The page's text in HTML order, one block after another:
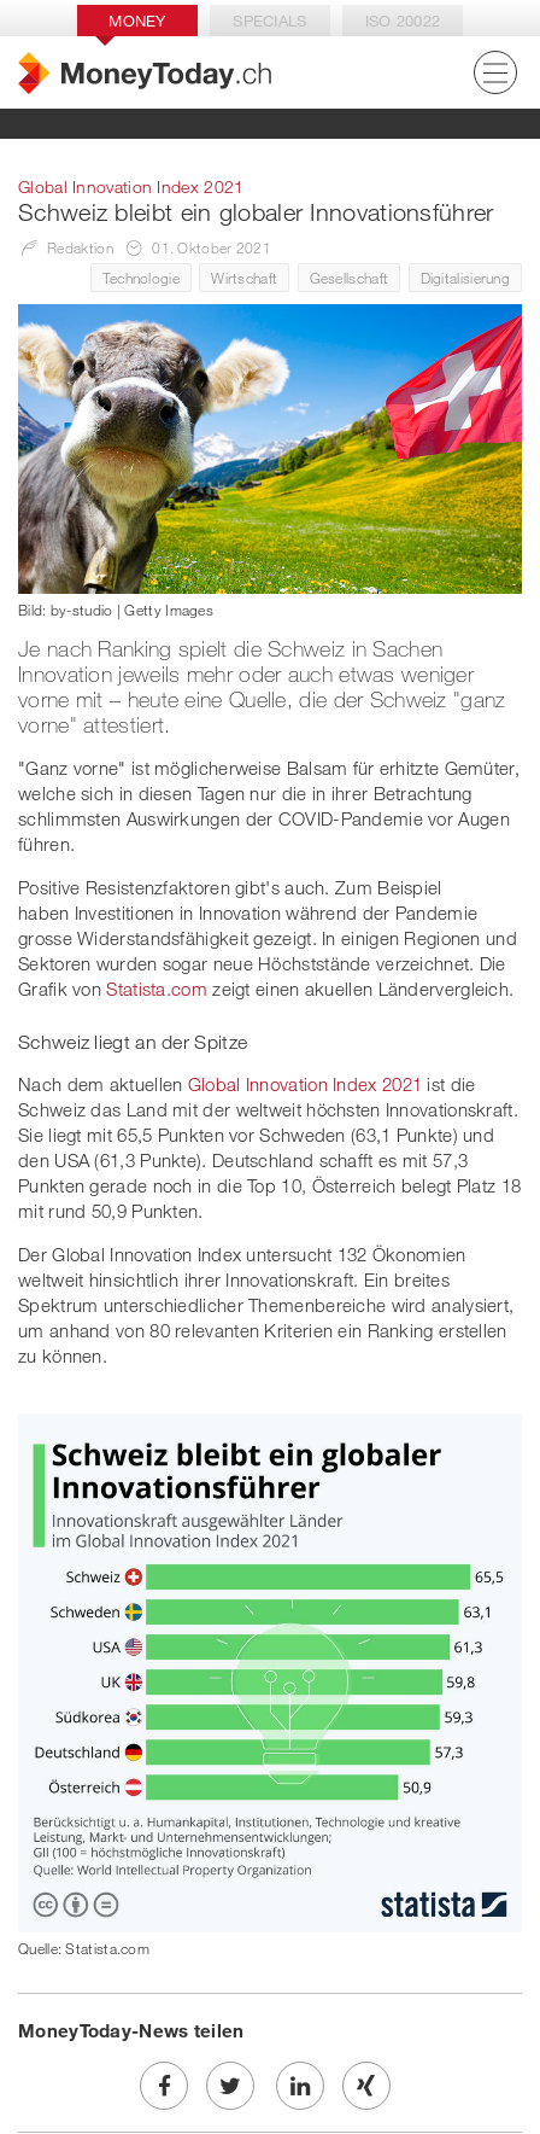
MONEY SPECIALS ISO 20022
Global Innovation Index 2021
Schweiz bleibt ein globaler Innovationsführer
Redaktion
01. Oktober 2021
Technologie
Wirtschaft Gesellschaft Digitalisierung
Bild: by-studio | Getty Images
Je nach Ranking spielt die Schweiz in Sachen
Innovation jeweils mehr oder auch etwas weniger
vorne mit – heute eine Quelle, die der Schweiz "ganz
vorne" attestiert.
"Ganz vorne" ist möglicherweise Balsam für erhitzte Gemüter,
welche sich in diesen Tagen nur die in ihrer Betrachtung
schlimmsten Auswirkungen der COVID-Pandemie vor Augen
führen.
Positive Resistenzfaktoren gibt's auch. Zum Beispiel
haben Investitionen in Innovation während der Pandemie
grosse Widerstandsfähigkeit gezeigt. In einigen Regionen und
Sektoren wurden sogar neue Höchststände verzeichnet. Die
Grafik vonStatista.com zeigt einen akuellen Ländervergleich.
Schweiz liegt an der Spitze
Nach dem aktuellen Global Innovation Index 2021 ist die
Schweiz das Land mit der weltweit höchsten Innovationskraft.
Sie liegt mit 65,5 Punkten vor Schweden (63,1 Punkte) und
den USA (61,3 Punkte). Deutschland schafft es mit 57,3
Punkten gerade noch in die Top 10, Österreich belegt Platz 18
mit rund 50,9 Punkten.
Der Global Innovation Index untersucht 132 Ökonomien
weltweit hinsichtlich ihrer Innovationskraft. Ein breites
Spektrum unterschiedlicher Themenbereiche wird analysiert,
um anhand von 80 relevanten Kriterien ein Ranking erstellen
zu können.
Quelle: Statista.com
MoneyToday-News teilen